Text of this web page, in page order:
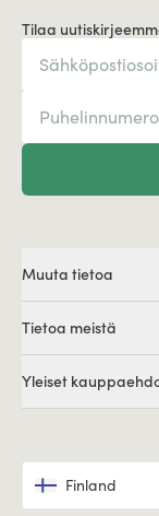
Tilaa
Muuta tietoa
Tietoa meistä
Yleiset
Finland